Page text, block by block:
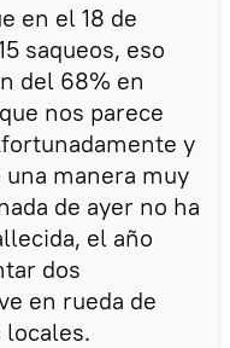
en el 18 de
saqueos, eso
del 68% en
nos parece
y
manera muy
de ayer no ha
el año
dos
en rueda de
locales.